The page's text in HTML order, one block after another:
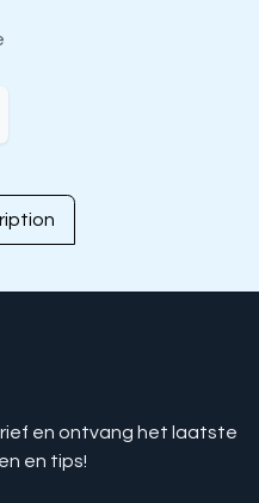
en ontvang het laatste
en tips!